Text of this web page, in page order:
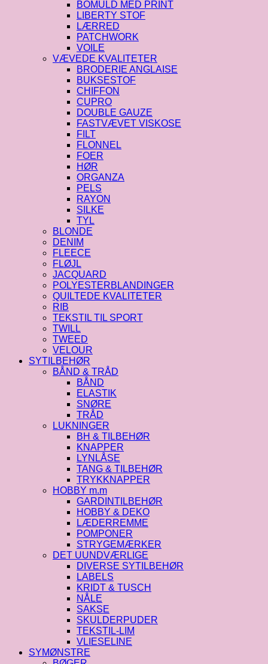
BOMULD MED PRINT
LIBERTY STOF
LÆRRED
PATCHWORK
VOILE
VÆVEDE KVALITETER
BRODERIE ANGLAISE
BUKSESTOF
CHIFFON
CUPRO
DOUBLE GAUZE
FASTVÆVET VISKOSE
FILT
FLONNEL
FOER
HØR
ORGANZA
PELS
RAYON
SILKE
TYL
BLONDE
DENIM
FLEECE
FLØJL
JACQUARD
POLYESTERBLANDINGER
QUILTEDE KVALITETER
RIB
TEKSTIL TIL SPORT
TWILL
TWEED
VELOUR
SYTILBEHØR
BÅND & TRÅD
BÅND
ELASTIK
SNØRE
TRÅD
LUKNINGER
BH & TILBEHØR
KNAPPER
LYNLÅSE
TANG & TILBEHØR
TRYKKNAPPER
HOBBY m.m
GARDINTILBEHØR
HOBBY & DEKO
LÆDERREMME
POMPONER
STRYGEMÆRKER
DET UUNDVÆRLIGE
DIVERSE SYTILBEHØR
LABELS
KRIDT & TUSCH
NÅLE
SAKSE
SKULDERPUDER
TEKSTIL-LIM
VLIESELINE
SYMØNSTRE